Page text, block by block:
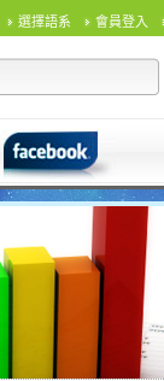
選擇語系 會員登入